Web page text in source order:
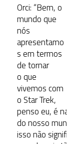
Orci: “Bem, o
mundo que
nós
apresentamo
s em termos
de tornar
o que
vivemos com
o Star Trek,
penso eu, é
do nosso
isso não